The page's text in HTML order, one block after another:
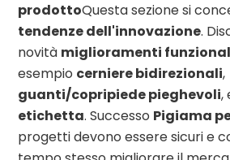
prodottoQuesta sezione si
tendenze dell'innovazione.
novità miglioramenti
esempio cerniere bidirezionali,
guanti/copripiede pieghevoli,
etichetta. Successo Pigiama
progetti devono essere sicuri e